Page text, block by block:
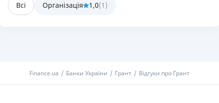
Всі
Організація 1,0(1 )
Finance.ua Банки України Грант Відгуки про Грант